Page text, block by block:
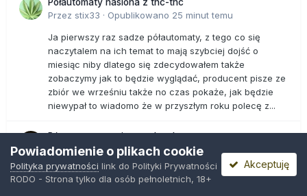
Półautomaty nasiona z thc-thc
Przez stix33 · Opublikowano 25 minut temu
Ja pierwszy raz sadze półautomaty, z tego co się
naczytalem na ich temat to mają szybciej dojść o
miesiąc niby dlatego się zdecydowałem także
zobaczymy jak to będzie wyglądać, producent pisze ze
zbiór we wrześniu także no czas pokaże, jak będzie
niewypał to wiadomo że w przyszłym roku polecę z...
Półautomaty nasiona z thc-thc
PrzezRysiu· Opublikowano4 godziny temu
Chyba lepiej auto wybrać. Juz by ładnie kwitły. A te pół
auto to chyba bardziej jak sezonówki są, takie wrażenie
Powiadomienie o plikach cookie
Polityka prywatności link do Polityki Prywatności
RODO - Strona tylko dla osób pełnoletnich, 18+
Akceptuję